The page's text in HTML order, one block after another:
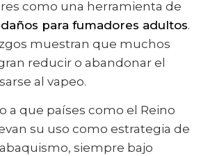
como una herramienta de
para fumadores adultos.
muestran que muchos
reducir o abandonar el
al vapeo.
a que países como el Reino
su uso como estrategia de
siempre bajo